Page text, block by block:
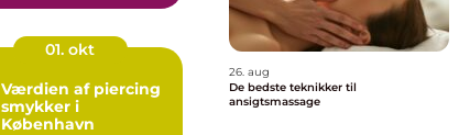
...
01. okt
Værdien af piercing
smykker i
København
26. aug
De bedste teknikker til
ansigtsmassage